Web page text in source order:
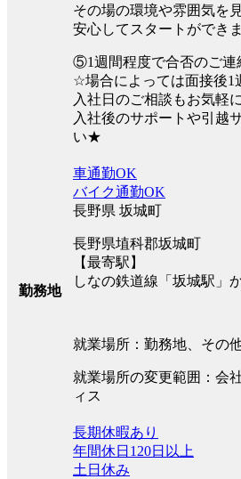
その場の環境や雰囲気を
安心してスタートができ
⑤1週間程度で合否のご連
☆場合によっては面接後1
入社日のご相談もお気軽
入社後のサポートや引越
い★
勤務地
車通勤OK
バイク通勤OK
長野県 坂城町
長野県埴科郡坂城町
【最寄駅】
しなの鉄道線「坂城駅」
就業場所：勤務地、その
就業場所の変更範囲：会
ィス
長期休暇あり
年間休日120日以上
土日休み